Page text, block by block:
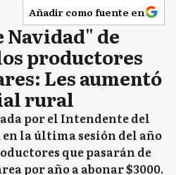
Añadir como fuente en
de
productores
Les aumentó
rural
por el Intendente del
en la última sesión del año
que pasarán de
por año a abonar $3000.